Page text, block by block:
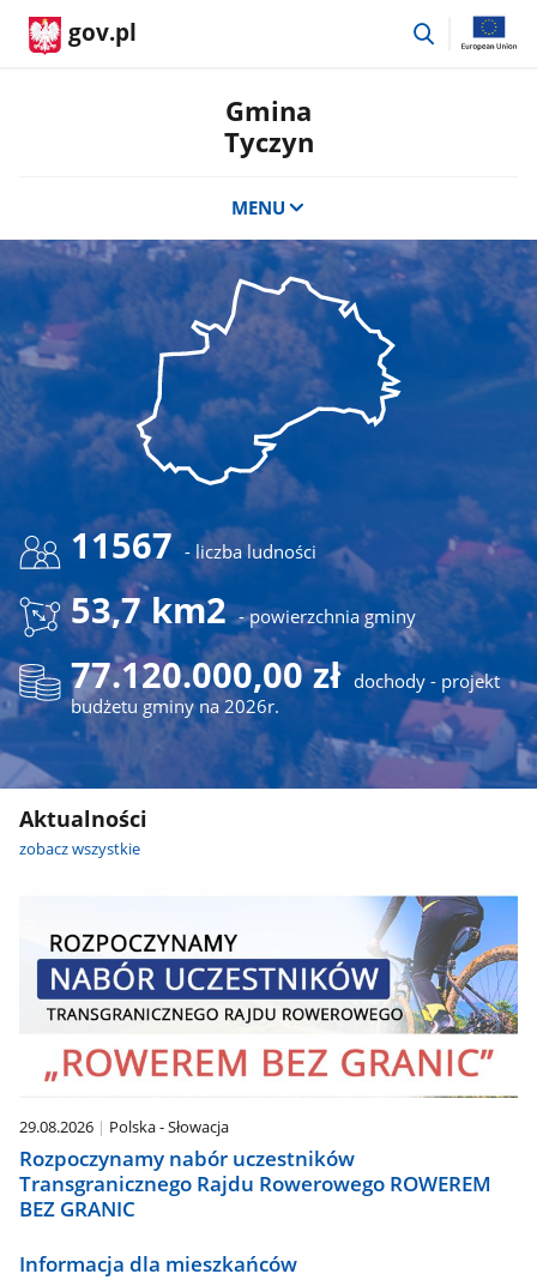
gov.pl
przejdź
Gmina
Tyczyn
MENU
11567 - liczba ludności
53,7 km2 - powierzchnia gminy
77.120.000,00 zł dochody - projekt
budżetu gminy na 2026r.
Aktualności
zobacz wszystkie
29.08.2026 Polska - Słowacja
Rozpoczynamy nabór uczestników
Transgranicznego Rajdu Rowerowego ROWEREM
BEZ GRANIC
Informacja dla mieszkańców